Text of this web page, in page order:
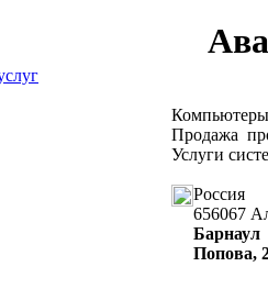
Продажа
Услуги
Россия
656067
Барнаул
Попова,